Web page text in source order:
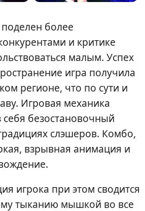
более
и критике
малым. Успех
игра получила
регионе, что по сути и
Игровая механика
себя безостановочный
слэшеров. Комбо,
взрывная анимация и
игрока при этом сводится
тыканию мышкой во все